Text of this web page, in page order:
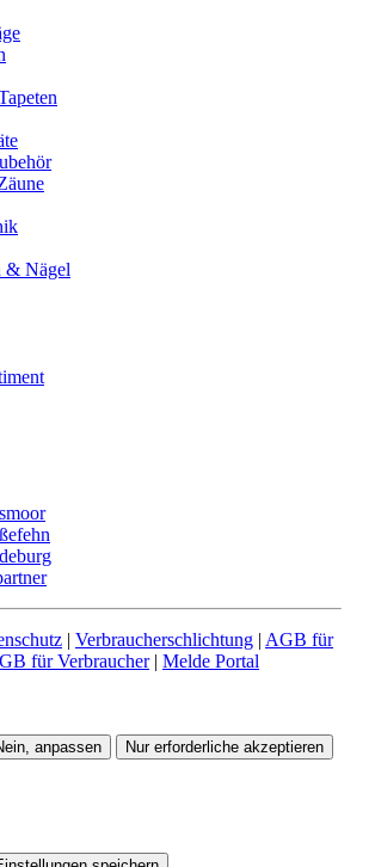
& Nägel
| Verbraucherschlichtung | AGB für
für Verbraucher| Melde Portal
anpassen Nur erforderliche akzeptieren